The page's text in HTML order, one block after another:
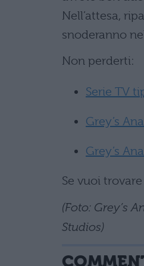
Nell’attesa,
snoderanno
Non perderti:
Serie TV
Grey’s
Grey’s
Se vuoi
(Foto: Grey’s
Studios)